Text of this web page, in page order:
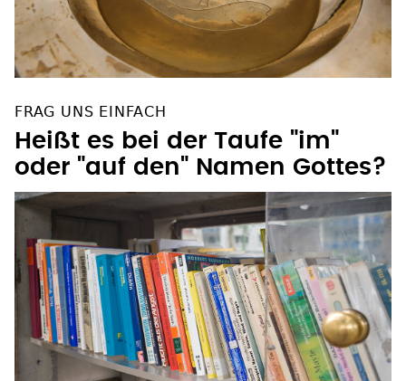
FRAG UNS EINFACH
Heißt es bei der Taufe "im"
oder "auf den" Namen Gottes?